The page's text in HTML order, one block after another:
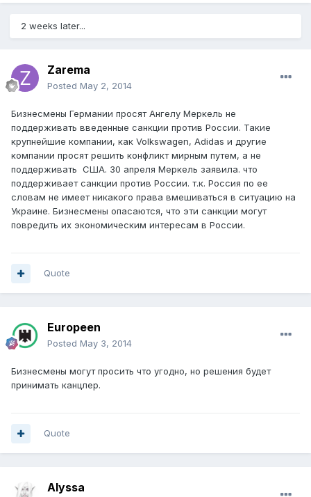
2 weeks later...
Zarema
Posted May 2, 2014
Бизнесмены Германии просят Ангелу Меркель не
поддерживать введенные санкции против России. Такие
крупнейшие компании, как Volkswagen, Adidas и другие
компании просят решить конфликт мирным путем, а не
поддерживать США. 30 апреля Меркель заявила. что
поддерживает санкции против России. т.к. Россия по ее
словам не имеет никакого права вмешиваться в ситуацию на
Украине. Бизнесмены опасаются, что эти санкции могут
повредить их экономическим интересам в России.
Quote
Europeen
Posted May 3, 2014
Бизнесмены могут просить что угодно, но решения будет
принимать канцлер.
Quote
Alyssa